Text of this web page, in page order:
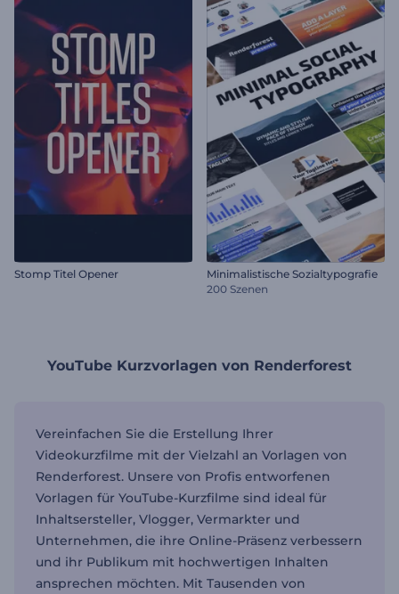
Stomp Titel Opener
Minimalistische Sozialtypografie
200 Szenen
YouTube Kurzvorlagen von Renderforest
Vereinfachen Sie die Erstellung Ihrer
Videokurzfilme mit der Vielzahl an Vorlagen von
Renderforest. Unsere von Profis entworfenen
Vorlagen für YouTube-Kurzfilme sind ideal für
Inhaltsersteller, Vlogger, Vermarkter und
Unternehmen, die ihre Online-Präsenz verbessern
und ihr Publikum mit hochwertigen Inhalten
ansprechen möchten. Mit Tausenden von